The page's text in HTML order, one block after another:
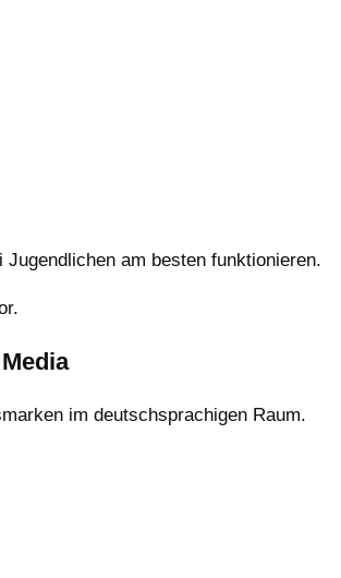
am besten funktionieren.
im deutschsprachigen Raum.